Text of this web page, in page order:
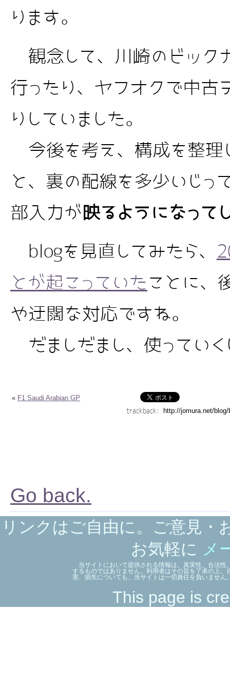
ります。
観念して、川崎のビック
行ったり、ヤフオクで中古
りしていました。
今後を考え、構成を整理
と、裏の配線を多少いじっ
部入力が 映るようになって
blogを見直してみたら、
とが起こっていた ことに、
や迂闊な対応ですね。
だましだまし、使ってい
« F1 Saudi Arabian GP
trackback:
Go back.
リンクはご自由に。ご意見・
お気軽に メ
当サイトにおいて提供される情報は、真実性、合法性
するものではありません。利用者はその旨を了承の上
害、損失についても、当サイトは一切責任を負いません
This page is